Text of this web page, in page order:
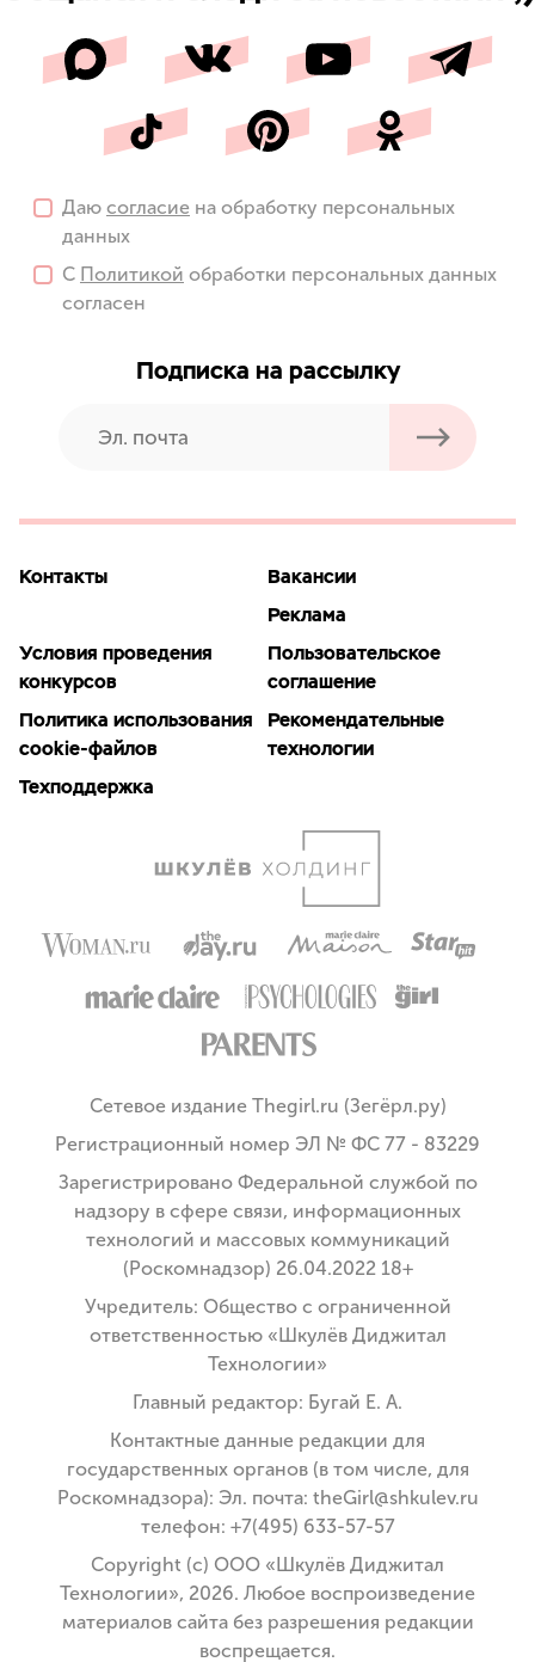
Даю согласие на обработку персональных
данных
С Политикой обработки персональных данных
согласен
Подписка на рассылку
Контакты
Вакансии
Реклама
Условия проведения
конкурсов
Пользовательское
соглашение
Политика использования
cookie-файлов
Рекомендательные
технологии
Техподдержка
Сетевое издание Thegirl.ru (Зегёрл.ру)
Регистрационный номер ЭЛ № ФС 77 - 83229
Зарегистрировано Федеральной службой по
надзору в сфере связи, информационных
технологий и массовых коммуникаций
(Роскомнадзор) 26.04.2022 18+
Учредитель: Общество с ограниченной
ответственностью «Шкулёв Диджитал
Технологии»
Главный редактор: Бугай Е. А.
Контактные данные редакции для
государственных органов (в том числе, для
Роскомнадзора): Эл. почта: theGirl@shkulev.ru
телефон: +7(495) 633-57-57
Copyright (с) ООО «Шкулёв Диджитал
Технологии», 2026. Любое воспроизведение
материалов сайта без разрешения редакции
воспрещается.